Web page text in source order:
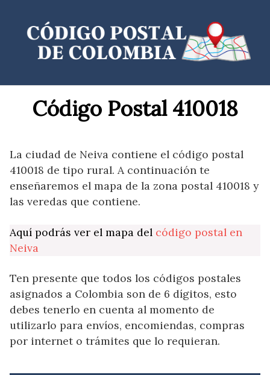
contenido
Código Postal 410018
La ciudad de Neiva contiene el código postal
410018 de tipo rural. A continuación te
enseñaremos el mapa de la zona postal 410018 y
las veredas que contiene.
Aquí podrás ver el mapa del código postal en
Neiva
Ten presente que todos los códigos postales
asignados a Colombia son de 6 dígitos, esto
debes tenerlo en cuenta al momento de
utilizarlo para envíos, encomiendas, compras
por internet o trámites que lo requieran.